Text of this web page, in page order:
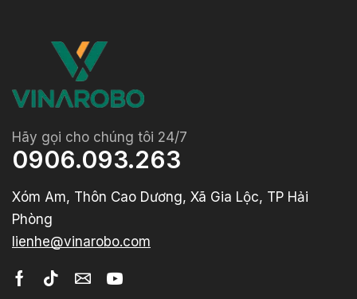
Hãy gọi cho chúng tôi 24/7
0906.093.263
Xóm Am, Thôn Cao Dương, Xã Gia Lộc, TP Hải
Phòng
lienhe@vinarobo.com